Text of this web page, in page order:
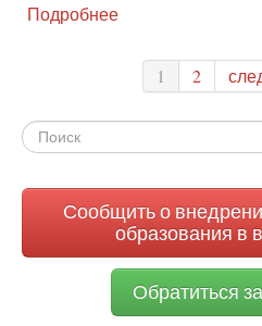
Подробнее
безобразие:
телемедициной
еще
1 2
Форма
Сообщить о
образования в
Обратиться